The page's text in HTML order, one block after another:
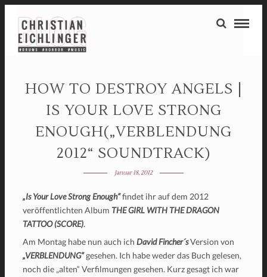
HOW TO DESTROY ANGELS |
IS YOUR LOVE STRONG
ENOUGH(„VERBLENDUNG
2012“ SOUNDTRACK)
Januar 18, 2012
„Is Your Love Strong Enough“findet ihr auf dem 2012
veröffentlichten Album THE GIRL WITH THE DRAGON
TATTOO (SCORE).
Am Montag habe nun auch ich David Fincher´sVersion von
„VERBLENDUNG“gesehen. Ich habe weder das Buch gelesen,
noch die „alten“ Verfilmungen gesehen. Kurz gesagt ich war